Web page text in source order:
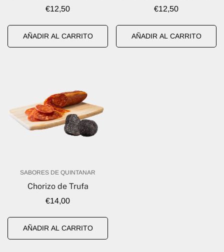
Precio
€12,50
AÑADIR AL CARRITO
Precio
€12,50
AÑADIR AL CARRITO
SABORES DE QUINTANAR
Chorizo de Trufa
Precio
€14,00
AÑADIR AL CARRITO